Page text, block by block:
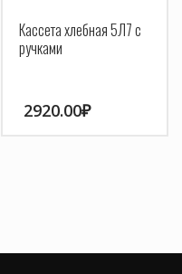
Кассета хлебная 5Л7 с
ручками
2920.00₽